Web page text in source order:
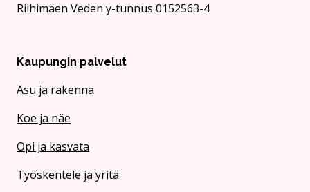
Riihimäen Veden y-tunnus 0152563-4
Kaupungin palvelut
Asu ja rakenna
Koe ja näe
Opi ja kasvata
Työskentele ja yritä